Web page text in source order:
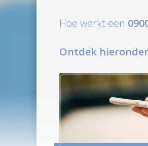
Hoe werkt een
Ontdek